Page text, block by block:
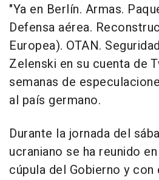
"Ya en Berlín. Armas.
Defensa aérea.
Europea). OTAN.
Zelenski en su cuenta de
semanas de
al país germano.
Durante la jornada del
ucraniano se ha reunido
cúpula del Gobierno y